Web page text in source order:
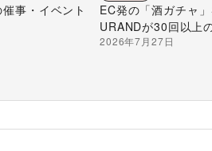
事・イベント
EC発の「酒ガチャ
URANDが30回以上
で届ける“新しいお酒
2026年7月27日